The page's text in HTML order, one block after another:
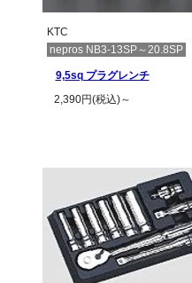
KTC
nepros NB3-13SP～20.8SP
9,5sq プラグレンチ
2,390円(税込)～